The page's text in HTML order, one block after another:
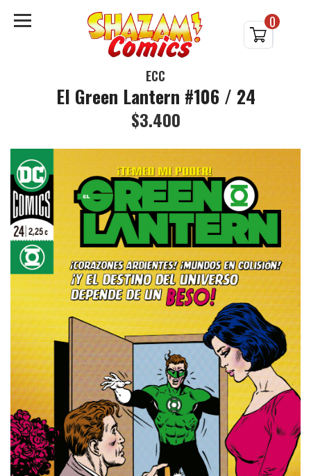
0
ECC
El Green Lantern #106 / 24
$3.400